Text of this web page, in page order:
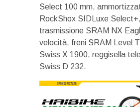
Select 100 mm,
RockShox SIDLuxe Select+,
trasmissione SRAM NX
velocità, freni SRAM Level
Swiss X 1900, reggisella
Swiss D 232.